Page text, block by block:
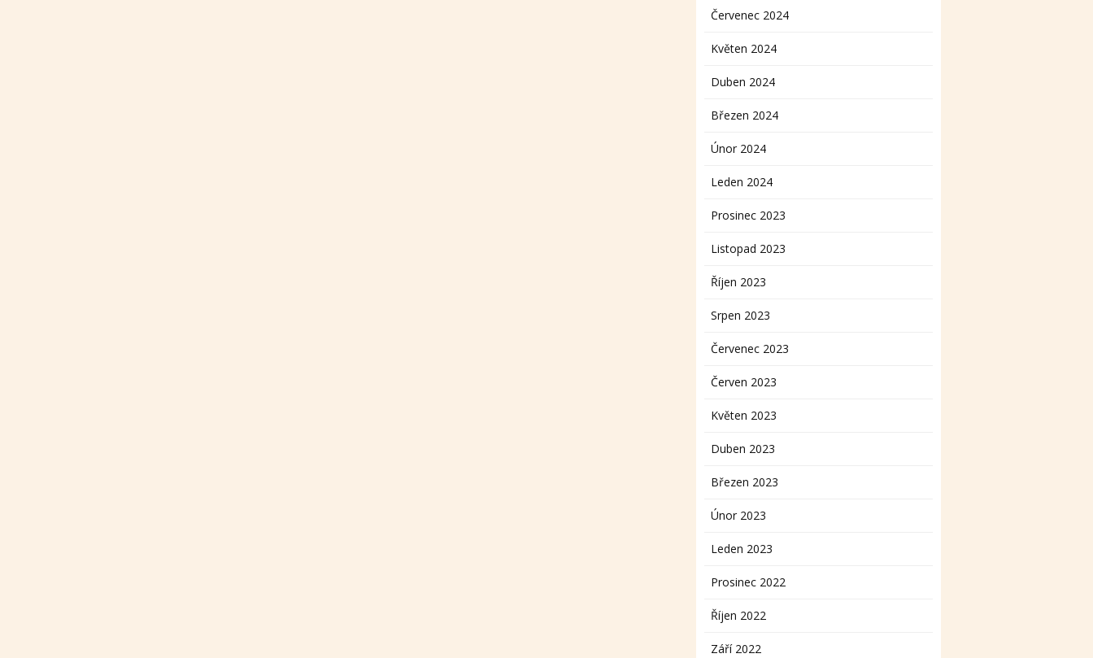
Červenec 2024
Květen 2024
Duben 2024
Březen 2024
Únor 2024
Leden 2024
Prosinec 2023
Listopad 2023
Říjen 2023
Srpen 2023
Červenec 2023
Červen 2023
Květen 2023
Duben 2023
Březen 2023
Únor 2023
Leden 2023
Prosinec 2022
Říjen 2022
Září 2022